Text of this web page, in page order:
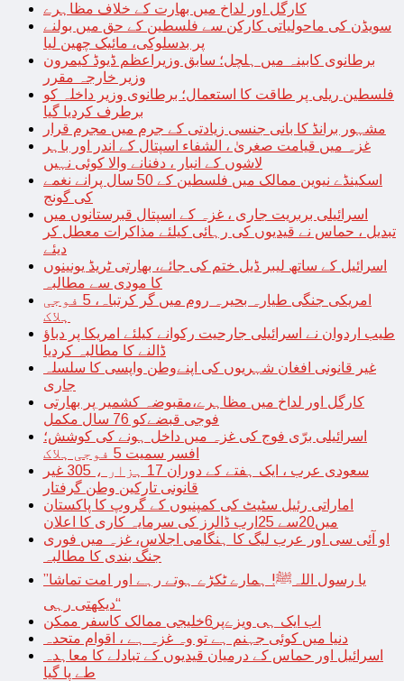
کارگل اور لداخ میں بھارت کے خلاف مظاہرے
سویڈن کی ماحولیاتی کارکن سے فلسطین کے حق میں بولنے
پر بدسلوکی، مائیک چھین لیا
برطانوی کابینہ میں ہلچل؛ سابق وزیراعظم ڈیوڈ کیمرون
وزیر خارجہ مقرر
فلسطین ریلی پر طاقت کا استعمال؛ برطانوی وزیر داخلہ کو
برطرف کردیا گیا
مشہور برانڈ کا بانی جنسی زیادتی کے جرم میں مجرم قرار
غزہ میں قیامت صغریٰ ، الشفاء اسپتال کے اندر اور باہر
لاشوں کے انبار ، دفنانے والا کوئی نہیں
اسکینڈے نیوین ممالک میں فلسطین کے 50 سال پرانے نغمے
کی گونج
اسرائیلی بربریت جاری ، غزہ کے اسپتال قبرستانوں میں
تبدیل ، حماس نے قیدیوں کی رہائی کیلئے مذاکرات معطل کر
دیئے
اسرائیل کے ساتھ لیبر ڈیل ختم کی جائے، بھارتی ٹریڈ یونینوں
کا مودی سے مطالبہ
امریکی جنگی طیارہ بحیرہ روم میں گر کرتباہ، 5 فوجی
ہلاک
طیب اردوان نے اسرائیلی جارحیت رکوانے کیلئے امریکا پر دباؤ
ڈالنے کا مطالبہ کردیا
غیر قانونی افغان شہریوں کی اپنےوطن واپسی کا سلسلہ
جاری
کارگل اور لداخ میں مظاہرے،مقبوضہ کشمیر پر بھارتی
فوجی قبضےکو 76 سال مکمل
اسرائیلی برّی فوج کی غزہ میں داخل ہونے کی کوشش؛
افسر سمیت 5 فوجی ہلاک
سعودی عرب ، ایک ہفتے کے دوران 17 ہزار ، 305 غیر
قانونی تارکین وطن گرفتار
اماراتی رئیل سٹیٹ کی کمپنیوں کے گروپ کا پاکستان
میں20سے 25ارب ڈالرز کی سرمایہ کاری کا اعلان
او آئی سی اور عرب لیگ کا ہنگامی اجلاس، غزہ میں فوری
جنگ بندی کا مطالبہ
’’یا رسول اللہﷺ! ہمارے ٹکڑے ہوتے رہے اور امت تماشا
دیکھتی رہی‘‘
اب ایک ہی ویزےپر6خلیجی ممالک کاسفر ممکن
دنیا میں کوئی جہنم ہے تو وہ غزہ ہے ، اقوام متحدہ
اسرائیل اور حماس کے درمیان قیدیوں کے تبادلے کا معاہدہ
طے پا گیا